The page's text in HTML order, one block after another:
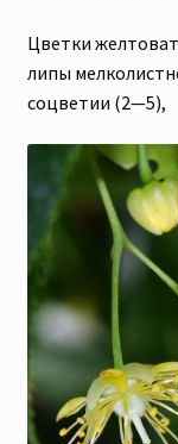
Цветки
липы
соцветии (2—5),